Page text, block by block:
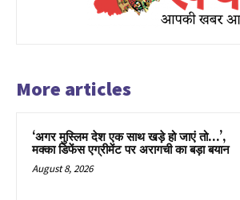
More articles
‘अगर मुस्लिम देश एक साथ खड़े हो जाएं तो…’,
मक्का डिफेंस एग्रीमेंट पर अरागची का बड़ा बयान
August 8, 2026